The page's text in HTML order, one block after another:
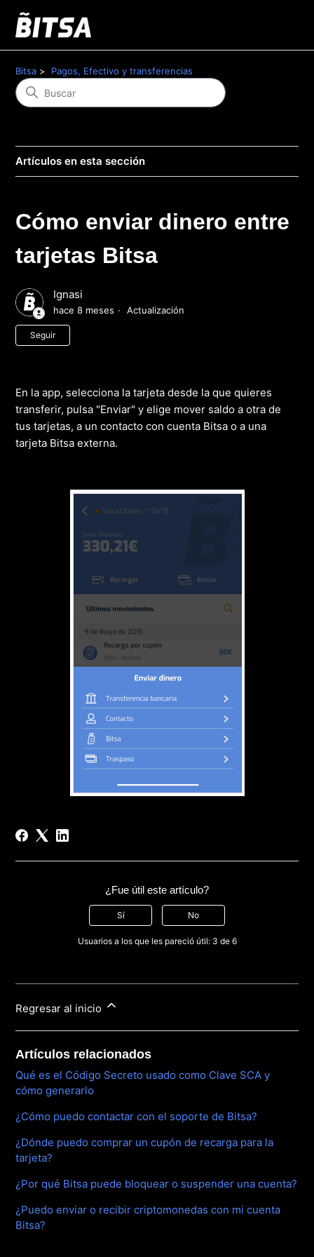
Bitsa Pagos, Efectivo y transferencias
Artículos en esta sección
Cómo enviar dinero entre
tarjetas Bitsa
Ignasi
hace 8 meses Actualización
Seguir
En la app, selecciona la tarjeta desde la que quieres
transferir, pulsa "Enviar" y elige mover saldo a otra de
tus tarjetas, a un contacto con cuenta Bitsa o a una
tarjeta Bitsa externa.
¿Fue útil este artículo?
Sí No
Usuarios a los que les pareció útil: 3 de 6
Regresar al inicio
Artículos relacionados
Qué es el Código Secreto usado como Clave SCA y
cómo generarlo
¿Cómo puedo contactar con el soporte de Bitsa?
¿Dónde puedo comprar un cupón de recarga para la
tarjeta?
¿Por qué Bitsa puede bloquear o suspender una cuenta?
¿Puedo enviar o recibir criptomonedas con mi cuenta
Bitsa?